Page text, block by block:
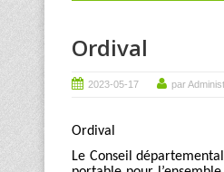
Ordival
2023-05-17 par
Ordival
Le Conseil